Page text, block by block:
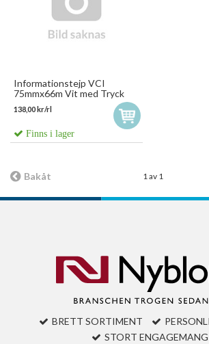
Informationstejp VCI
75mmx66m Vit med Tryck
138,00 kr/rl
Finns i lager
Bakåt 1 av 1
BRETT SORTIMENT
STORT ENGAGEMANG